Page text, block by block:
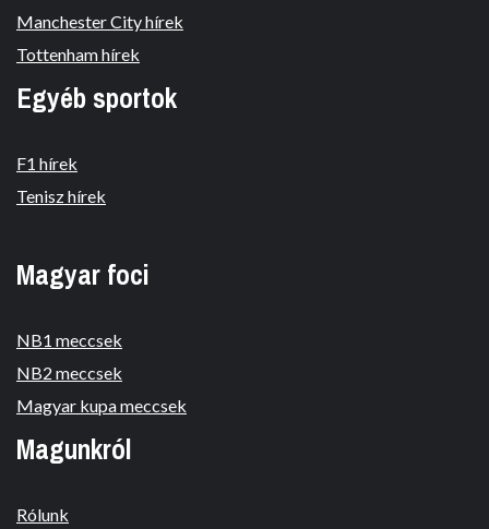
Manchester City hírek
Tottenham hírek
Egyéb sportok
F1 hírek
Tenisz hírek
Magyar foci
NB1 meccsek
NB2 meccsek
Magyar kupa meccsek
Magunkról
Rólunk